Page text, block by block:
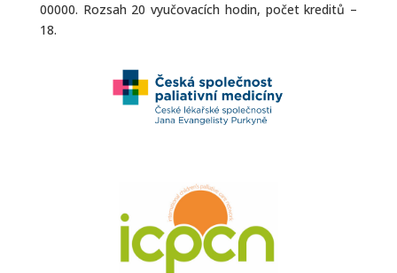
00000. Rozsah 20 vyučovacích hodin, počet kreditů –
18.